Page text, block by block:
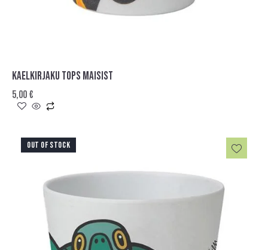
KAELKIRJAKU TOPS MAISIST
5,00€
OUT OF STOCK